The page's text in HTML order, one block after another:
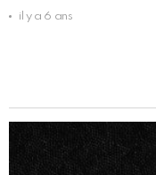
il y a 6 ans